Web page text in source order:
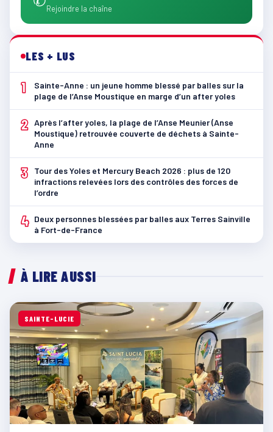
Rejoindre la chaîne
LES + LUS
1
Sainte-Anne : un jeune homme blessé par balles sur la
plage de l’Anse Moustique en marge d’un after yoles
2 Après l’after yoles, la plage de l’Anse Meunier (Anse
Moustique) retrouvée couverte de déchets à Sainte-
Anne
3
Tour des Yoles et Mercury Beach 2026 : plus de 120
infractions relevées lors des contrôles des forces de
l’ordre
4 Deux personnes blessées par balles aux Terres Sainville
à Fort-de-France
À LIRE AUSSI
SAINTE-LUCIE